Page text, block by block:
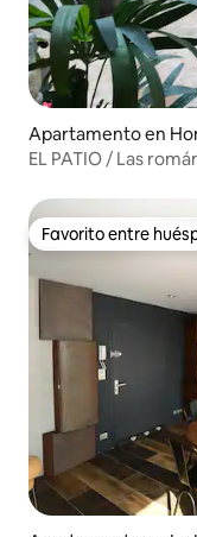
Apartamento en
EL PATIO / Las
Favorito entre
Favorito entre